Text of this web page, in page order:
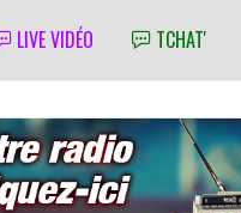
LIVE VIDÉO TCHAT'